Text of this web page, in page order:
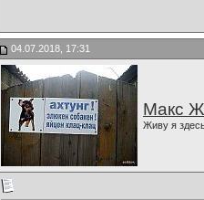
04.07.2018, 17:31
Макс
Живу я